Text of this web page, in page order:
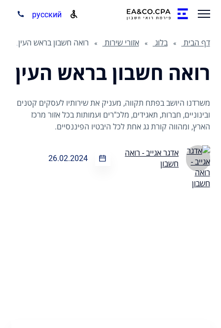
русский
דף הבית בלוג אזורי שירות רואה חשבון בראש העין
רואה חשבון בראש העין
משרדנו היושב בפתח תקווה, מעניק את שירותיו לעסקים קטנים
ובינוניים, חברות, תאגידים, מלכ"רים ועמותות בכל אזור מרכז
הארץ, ומהווה קורת גג אחת לכל היבטיו הפיננסיים.
אדגר אגייב - רואה
חשבון
26.02.2024